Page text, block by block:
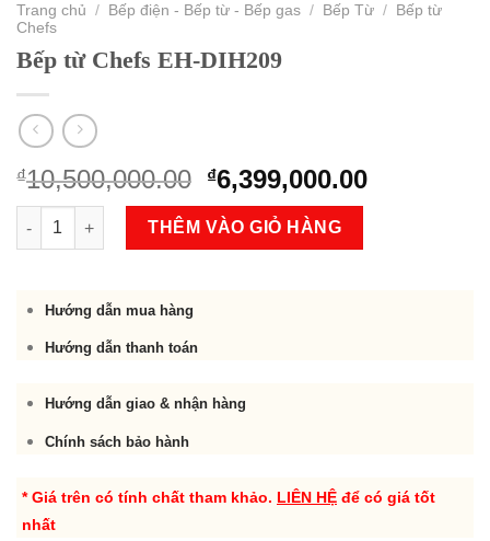
Trang chủ / Bếp điện - Bếp từ - Bếp gas / Bếp Từ / Bếp từ
Chefs
Bếp từ Chefs EH-DIH209
₫10,500,000.00 Original
price
was:
₫10,500,000.00.
₫6,399,000.00Current
Bếp từ Chefs EH-DIH209 số lượng
THÊM VÀO GIỎ HÀNG
Hướng dẫn mua hàng
Hướng dẫn thanh toán
Hướng dẫn giao & nhận hàng
Chính sách bảo hành
* Giá trên có tính chất tham khảo. LIÊN HỆ để có giá tốt
nhất